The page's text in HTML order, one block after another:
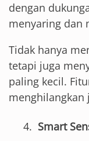
dengan
menyaring dan
Tidak hanya
tetapi juga
paling kecil.
menghilangkan
Smart